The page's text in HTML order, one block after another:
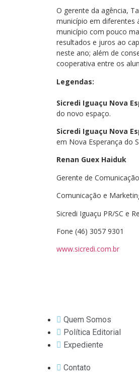
O gerente da agência,
município em diferentes
município com pouco
resultados e juros ao
neste ano; além de
cooperativa entre os
Legendas:
Sicredi Iguaçu Nova
do novo espaço.
Sicredi Iguaçu Nova
em Nova Esperança do
Renan Guex Haiduk
Gerente de
Comunicação e
Sicredi Iguaçu PR/SC e
Fone (46) 3057 9301
www.sicredi.com.br
Quem Somos
Política Editorial
Expediente
Contato